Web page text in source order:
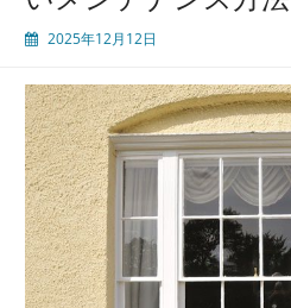
な
利
と
修
理
業
者
選
か
ら
2025年12月12日